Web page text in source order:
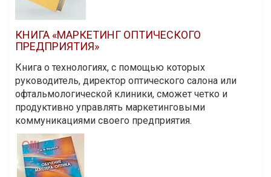
КНИГА «МАРКЕТИНГ ОПТИЧЕСКОГО
ПРЕДПРИЯТИЯ»
Книга о технологиях, с помощью которых
руководитель, директор оптического салона или
офтальмологической клиники, сможет четко и
продуктивно управлять маркетинговыми
коммуникациями своего предприятия.